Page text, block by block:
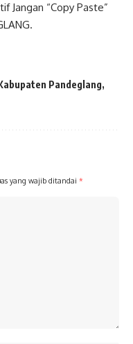
Jangan “Copy Paste”
Pandeglang
yang wajib ditandai *